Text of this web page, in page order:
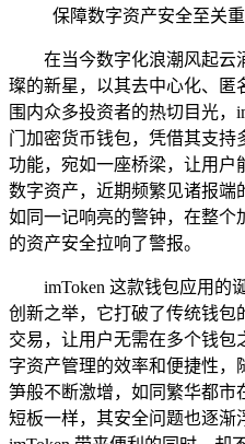
保障数字资产安全至关重
在当今数字化浪潮风起云
璨的新星，以其去中心化、匿
围内众多投资者的热切目光，
门加密货币钱包，凭借其支持
功能，宛如一座桥梁，让用户
数字资产，近期频繁见诸报端
如同一记响亮的警钟，在整个
的资产安全拉响了警报。
imToken 这款钱包应用的
创新之举，它打破了传统钱包
交易，让用户无需在多个钱
字资产管理的效率和便捷性，
笋般不断激增，如同繁华都市
短板一样，其安全问题也逐渐